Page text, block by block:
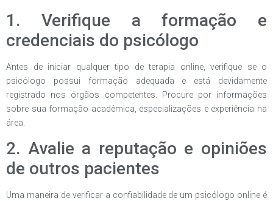
1. Verifique a formação e
credenciais do psicólogo
Antes de iniciar qualquer tipo de terapia online, verifique se o
psicólogo possui formação adequada e está devidamente
registrado nos órgãos competentes. Procure por informações
sobre sua formação acadêmica, especializações e experiência na
área.
2. Avalie a reputação e opiniões
de outros pacientes
Uma maneira de verificar a confiabilidade de um psicólogo online é